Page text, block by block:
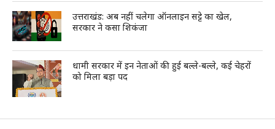
उत्तराखंड: अब नहीं चलेगा ऑनलाइन सट्टे का खेल,
सरकार ने कसा शिकंजा
धामी सरकार में इन नेताओं की हुई बल्ले-बल्ले, कई चेहरों
को मिला बड़ा पद